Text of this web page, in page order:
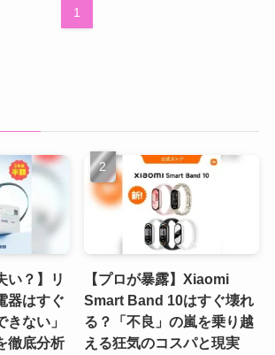
1
い？】リ
器はすぐ
ない」
徹底分析
【プロが暴露】Xiaomi
Smart Band 10はすぐ壊れ
る？「不良」の嵐を乗り越
える狂気のコスパと現実